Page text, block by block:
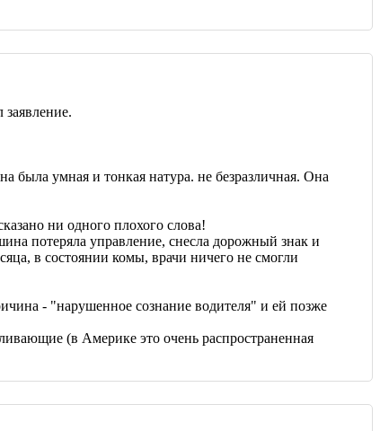
умная и тонкая натура. не безразличная. Она
ни одного плохого слова!
потеряла управление, снесла дорожный знак и
в состоянии комы, врачи ничего не смогли
- "нарушенное сознание водителя" и ей позже
(в Америке это очень распространенная